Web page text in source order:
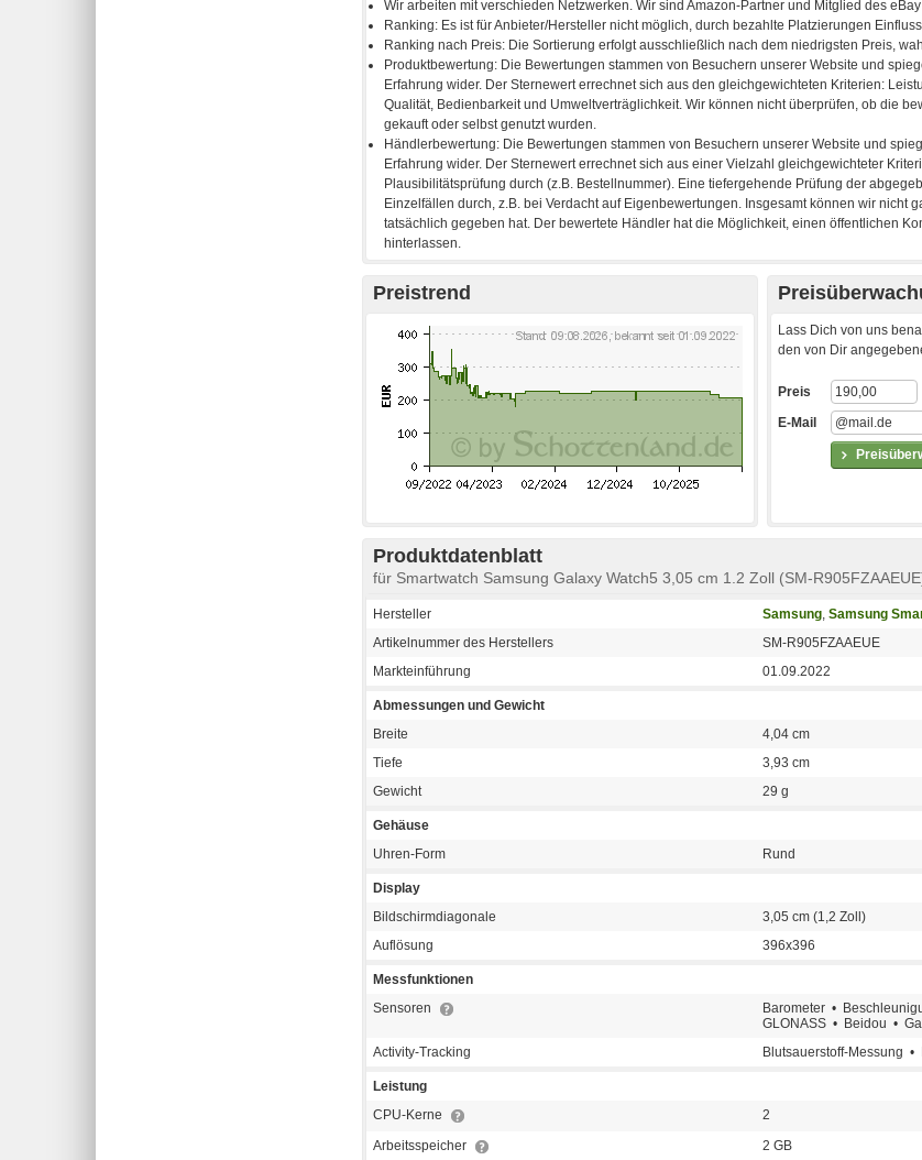
Preistrend
Lass Dich von uns
den von Dir
Preis
E-Mail
Produktdatenblatt
für Smartwatch Samsung Galaxy Watch5 3,05 cm 1.2 Zoll (SM-
Hersteller Samsung, Samsung
Artikelnummer des Herstellers
SM-R905FZAAEUE
Markteinführung
01.09.2022
Abmessungen und Gewicht
Breite
4,04 cm
Tiefe
3,93 cm
Gewicht
29 g
Gehäuse
Uhren-Form
Rund
Display
Bildschirmdiagonale
3,05 cm (1,2 Zoll)
Auflösung
396x396
Messfunktionen
Sensoren
Barometer •
GLONASS • Beidou •
Activity-Tracking
Blutsauerstoff-Messung
Leistung
CPU-Kerne
2
Arbeitsspeicher
2 GB